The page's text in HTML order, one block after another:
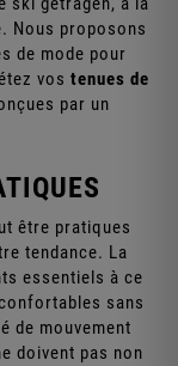
Nous proposons
de mode pour
vos tenues de
par un
être pratiques
tendance. La
essentiels à ce
sans
de mouvement
doivent pas non